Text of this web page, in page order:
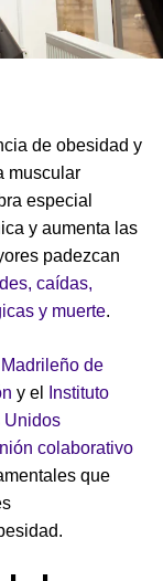
de obesidad y
muscular
especial
y aumenta las
padezcan
caídas,
y muerte.
Madrileño de
y el
Instituto
Unidos
colaborativo
que